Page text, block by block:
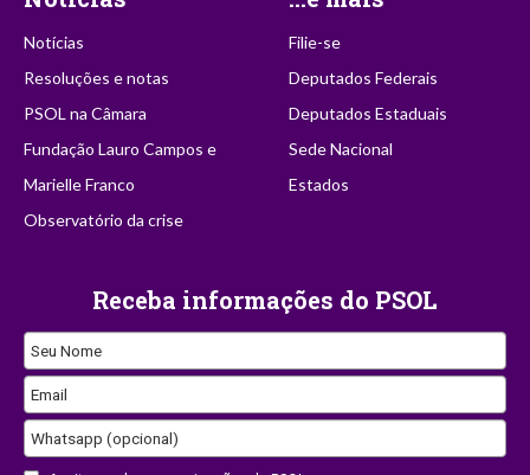
Notícias
Resoluções e notas
PSOL na Câmara
Fundação Lauro Campos e
Marielle Franco
Observatório da crise
Filie-se
Deputados Federais
Deputados Estaduais
Sede Nacional
Estados
Receba informações do PSOL
Seu Nome
Email
Whatsapp (opcional)